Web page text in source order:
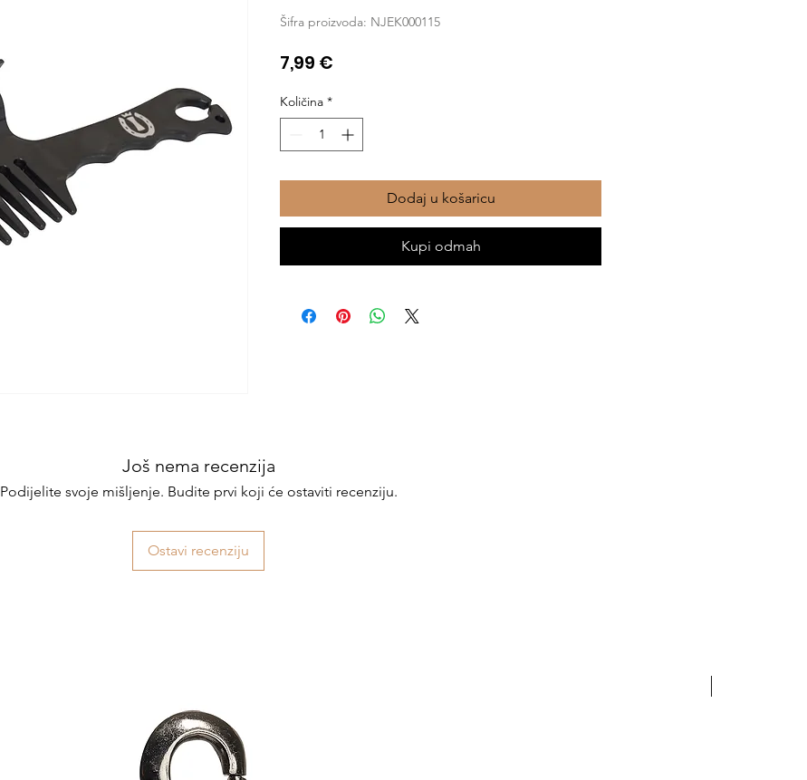
Šifra proizvoda: NJEK000115
7,99 €
Količina *
Dodaj u košaricu
Kupi odmah
Još nema recenzija
Podijelite svoje mišljenje. Budite prvi koji će ostaviti recenziju.
Ostavi recenziju